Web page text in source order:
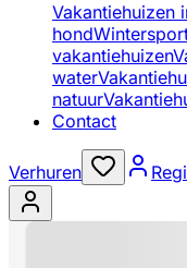
Vakantiehuizen
hond
vakantiehuizen
water
natuur
Contact
Verhuren